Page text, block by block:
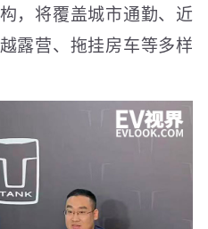
，将覆盖城市通勤、近
露营、拖挂房车等多样